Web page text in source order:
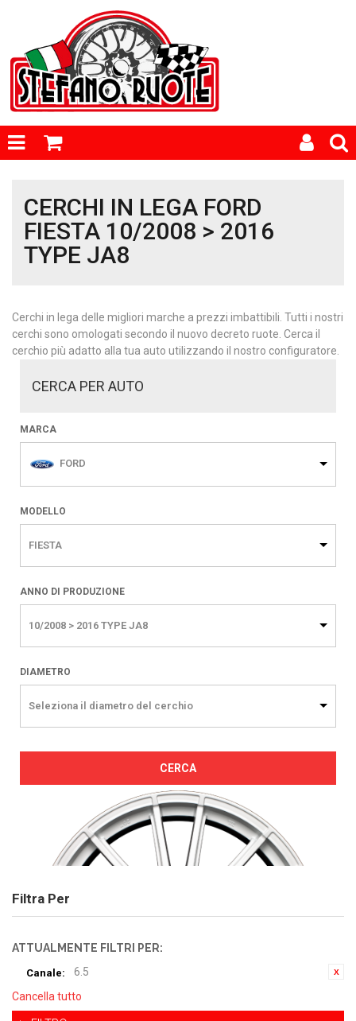
CERCHI IN LEGA FORD
FIESTA 10/2008 > 2016
TYPE JA8
Cerchi in lega delle migliori marche a prezzi imbattibili. Tutti i nostri
cerchi sono omologati secondo il nuovo decreto ruote. Cerca il
cerchio più adatto alla tua auto utilizzando il nostro configuratore.
CERCA PER AUTO
MARCA
FORD
MODELLO
FIESTA
ANNO DI PRODUZIONE
10/2008 > 2016 TYPE JA8
DIAMETRO
Seleziona il diametro del cerchio
CERCA
Filtra Per
ATTUALMENTE FILTRI PER:
Canale:
6.5
Cancella tutto